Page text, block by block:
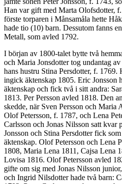
Han var gift med Marta Olofsdotter,
förste torparen i Månsamåla hette
hade tio (10) barn. Dessutom fanns
Metall, som avled 1792.
I början av 1800-talet bytte två
och Maria Jonsdotter tog undantag
hans hustru Stina Persdotter, f.
ingick äktenskap 1805. Eric Jonsson
äktenskap och fick två i sitt andra:
1813. Per Persson avled 1818. Den
skedde, när Sven Persson och Maria
Olof Petersson, f. 1787, och Lena
Carlsson och Jonas Nilsson satt kvar
Jonsson och Stina Persdotter fick
äktenskap. Olof Petersson och Lena
1808, Maria Lena 1811, Cajsa Lena
Lovisa 1816. Olof Petersson avled
gifte om sig med Jonas Nilsson
och Ingrid Nilsdotter hade två barn: